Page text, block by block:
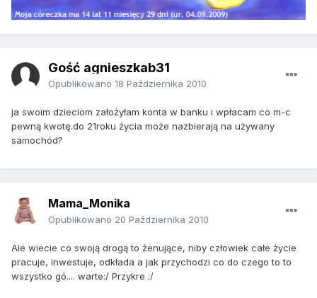
Gość agnieszkab31
Opublikowano 18 Października 2010
ja swoim dzieciom założyłam konta w banku i wpłacam co m-c
pewną kwotę.do 21roku życia może nazbierają na używany
samochód?
Mama_Monika
Opublikowano 20 Października 2010
Ale wiecie co swoją drogą to żenujące, niby człowiek całe życie
pracuje, inwestuje, odkłada a jak przychodzi co do czego to to
wszystko gó.... warte:/ Przykre :/